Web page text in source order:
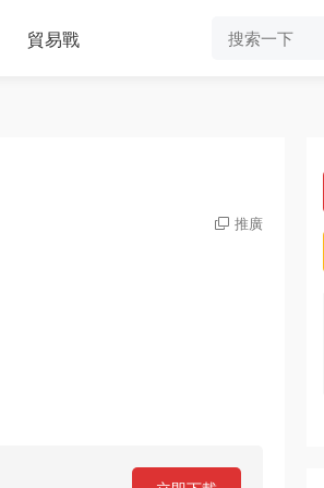
貿易戰
推廣